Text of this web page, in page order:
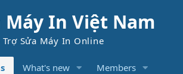
In Việt Nam
Sửa Máy In Online
What's new Members